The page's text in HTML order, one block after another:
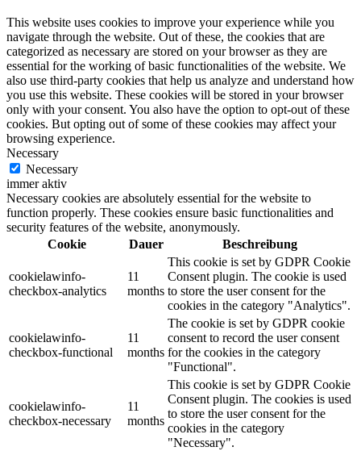
This website uses cookies to improve your experience while you
navigate through the website. Out of these, the cookies that are
categorized as necessary are stored on your browser as they are
essential for the working of basic functionalities of the website. We
also use third-party cookies that help us analyze and understand how
you use this website. These cookies will be stored in your browser
only with your consent. You also have the option to opt-out of these
cookies. But opting out of some of these cookies may affect your
browsing experience.
Necessary
Necessary
immer aktiv
Necessary cookies are absolutely essential for the website to
function properly. These cookies ensure basic functionalities and
security features of the website, anonymously.
Cookie
Dauer Beschreibung
cookielawinfo-
checkbox-analytics
11
months
This cookie is set by GDPR Cookie
Consent plugin. The cookie is used
to store the user consent for the
cookies in the category "Analytics".
cookielawinfo-
checkbox-functional
11
months
The cookie is set by GDPR cookie
consent to record the user consent
for the cookies in the category
"Functional".
cookielawinfo-
checkbox-necessary
11
months
This cookie is set by GDPR Cookie
Consent plugin. The cookies is used
to store the user consent for the
cookies in the category
"Necessary".